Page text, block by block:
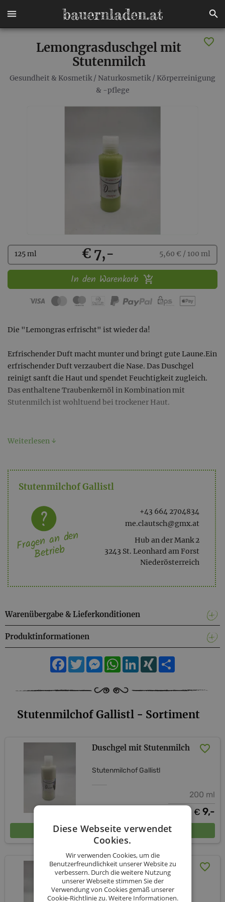
Lemongrasduschgel mit
Stutenmilch
Gesundheit & Kosmetik/ Naturkosmetik/ Körperreinigung
& -pflege
Kaufen
125 ml € 7,- 5,60 € / 100 ml
In den Warenkorb
Die "Lemongras erfrischt" ist wieder da!
Erfrischender Duft macht munter und bringt gute Laune.Ein
erfrischender Duft verzaubert die Nase. Das Duschgel
reinigt sanft die Haut und spendet Feuchtigkeit zugleich.
Das enthaltene Traubenkernöl in Kombination mit
Stutenmilch ist wohltuend bei trockener Haut.
Ingredients: Aqua, Cocamidopropyl Betaine, Vitis Vinifera
Ascorbyl Palmitate, Retinyl Acetate, Ascorbic Acid, Citric
Acid, Parfum (äth. Öle), Propanediol, Phenethyl Alcohol,
Undecyl Alcohol, Linalool*, Geraniol*, Citral*, Limonene*,
Benzylbenzoate*;
Weiterlesen ↓
Stutenmilchof Gallistl
+43 664 2704834
me.clautsch@gmx.at
Hub an der Mank 2
3243 St. Leonhard am Forst
Niederösterreich
Fragen an den
Betrieb
Warenübergabe & Lieferkonditionen
Produktinformationen
Facebook
TwitterMessengerWhatsApp
LinkedIn
XING
Stutenmilchof Gallistl - Sortiment
Duschgel mit Stutenmilch
Stutenmilchof Gallistl
200 ml
€ 9,-
In den Warenkorb
Flüssigseife mit
Stutenmilch "Sonne im
Herzen"
Diese Webseite verwendet
Cookies.
Wir verwenden Cookies, um die
Benutzerfreundlichkeit unserer Website zu
verbessern. Durch die weitere Nutzung
unserer Webseite stimmen Sie der
Verwendung von Cookies gemäß unserer
Cookie-Richtlinie zu.Weitere Informationen.